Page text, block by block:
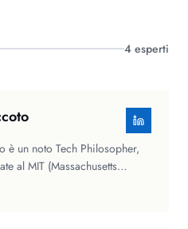
4 esperti
è un noto Tech Philosopher,
al MIT (Massachusetts